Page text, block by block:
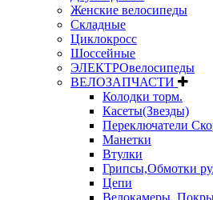
Женские велосипеды
Складные
Циклокросс
Шоссейные
ЭЛЕКТРОвелосипеды
ВЕЛОЗАПЧАСТИ
Колодки торм.
Касеты(Звезды)
Переключатели
Манетки
Втулки
Грипсы,Обмотки
Цепи
Велокамеры,